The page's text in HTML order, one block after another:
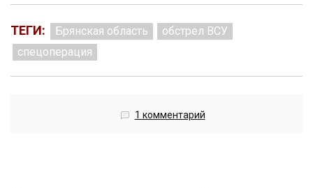
ТЕГИ: Брянская область
обстрел ВСУ
спецоперация
1 комментарий